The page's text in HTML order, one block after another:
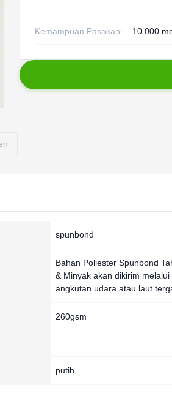
Kemampuan Pasokan: 10.000
spunbond
Bahan Poliester Spunbond
& Minyak akan dikirim melalui
angkutan udara atau laut
260gsm
putih